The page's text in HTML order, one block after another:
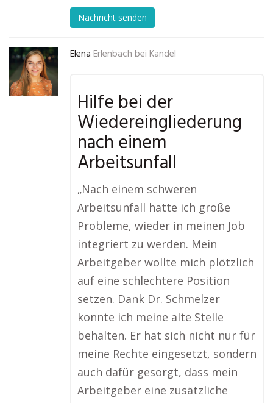
Nachricht senden
Elena Erlenbach bei Kandel
Hilfe bei der
Wiedereingliederung
nach einem
Arbeitsunfall
„Nach einem schweren
Arbeitsunfall hatte ich große
Probleme, wieder in meinen Job
integriert zu werden. Mein
Arbeitgeber wollte mich plötzlich
auf eine schlechtere Position
setzen. Dank Dr. Schmelzer
konnte ich meine alte Stelle
behalten. Er hat sich nicht nur für
meine Rechte eingesetzt, sondern
auch dafür gesorgt, dass mein
Arbeitgeber eine zusätzliche